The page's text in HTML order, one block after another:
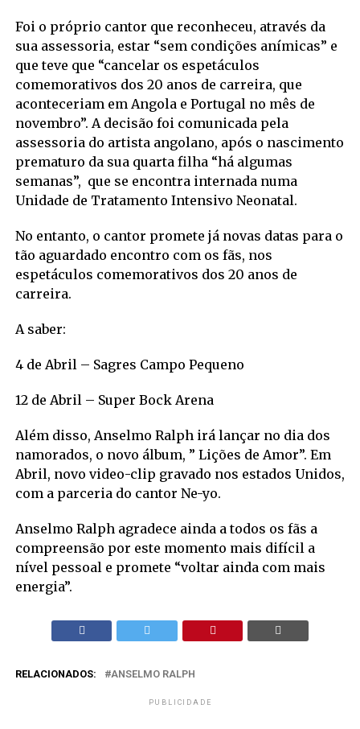
Foi o próprio cantor que reconheceu, através da
sua assessoria, estar “sem condições anímicas” e
que teve que “cancelar os espetáculos
comemorativos dos 20 anos de carreira, que
aconteceriam em Angola e Portugal no mês de
novembro”. A decisão foi comunicada pela
assessoria do artista angolano, após o nascimento
prematuro da sua quarta filha “há algumas
semanas”, que se encontra internada numa
Unidade de Tratamento Intensivo Neonatal.
No entanto, o cantor promete já novas datas para o
tão aguardado encontro com os fãs, nos
espetáculos comemorativos dos 20 anos de
carreira.
A saber:
4 de Abril – Sagres Campo Pequeno
12 de Abril – Super Bock Arena
Além disso, Anselmo Ralph irá lançar no dia dos
namorados, o novo álbum, ” Lições de Amor”. Em
Abril, novo video-clip gravado nos estados Unidos,
com a parceria do cantor Ne-yo.
Anselmo Ralph agradece ainda a todos os fãs a
compreensão por este momento mais difícil a
nível pessoal e promete “voltar ainda com mais
energia”.
RELACIONADOS: ANSELMO RALPH
PUBLICIDADE